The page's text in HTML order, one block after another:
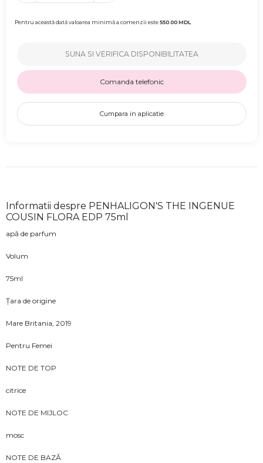
Pentru această dată valoarea minimă a comenzii este550.00MDL
SUNA SI VERIFICA DISPONIBILITATEA
Comanda telefonic
Cumpara in aplicatie
Informatii despre PENHALIGON'S THE INGENUE
COUSIN FLORA EDP 75ml
apă de parfum
Volum
75ml
Țara de origine
Mare Britania, 2019
Pentru Femei
NOTE DE TOP
citrice
NOTE DE MIJLOC
mosc
NOTE DE BAZĂ